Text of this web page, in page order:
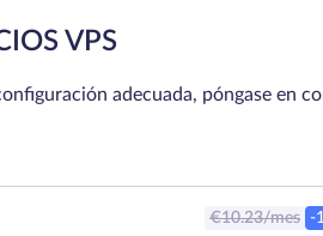
VPS
adecuada, póngase en
€10.23/mes -